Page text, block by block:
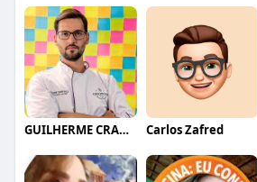
GUILHERME CRAMER BALLE Carlos Zafred